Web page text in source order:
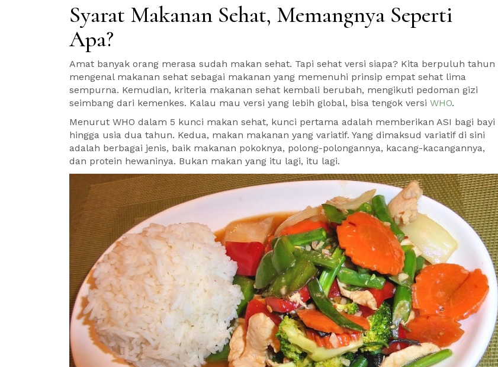
Syarat Makanan Sehat, Memangnya Seperti
Apa?
Amat banyak orang merasa sudah makan sehat. Tapi sehat versi siapa? Kita berpuluh tahun
mengenal makanan sehat sebagai makanan yang memenuhi prinsip empat sehat lima
sempurna. Kemudian, kriteria makanan sehat kembali berubah, mengikuti pedoman gizi
seimbang dari kemenkes. Kalau mau versi yang lebih global, bisa tengok versi WHO.
Menurut WHO dalam 5 kunci makan sehat, kunci pertama adalah memberikan ASI bagi bayi
hingga usia dua tahun. Kedua, makan makanan yang variatif. Yang dimaksud variatif di sini
adalah berbagai jenis, baik makanan pokoknya, polong-polongannya, kacang-kacangannya,
dan protein hewaninya. Bukan makan yang itu lagi, itu lagi.